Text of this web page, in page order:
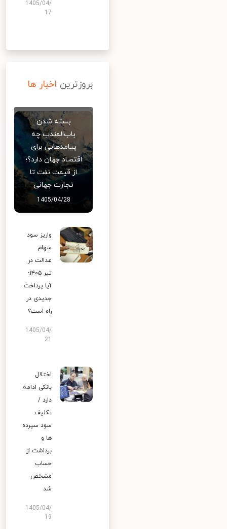
1405/04/
17
بروزترین اخبار ها
بسته شدن
باب‌المندب چه
پیامدهایی برای
اقتصاد جهان دارد؟؛
از قیمت نفت تا
تجارت جهانی
1405/04/28
واریز سود
سهام
عدالت در
تیر ۱۴۰۵؛
آیا پرداخت
جدیدی در
راه است؟
1405/04/
اختلال
بانکی ادامه
دارد /
تکلیف
سود سپرده
ها و
برداشت از
حساب
مشخص
شد
1405/04/
19